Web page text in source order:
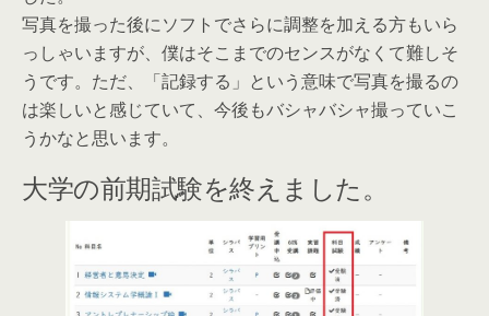
写真を撮った後にソフトでさらに調整を加える方もいら
っしゃいますが、僕はそこまでのセンスがなくて難しそ
うです。ただ、「記録する」という意味で写真を撮るの
は楽しいと感じていて、今後もバシャバシャ撮っていこ
うかなと思います。
大学の前期試験を終えました。